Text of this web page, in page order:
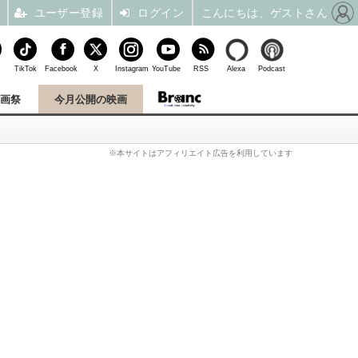
祭 今月公開の映画
※本サイトはアフィリエイト広告を利用しています
TikTok Facebook X Instagram YouTube RSS Alexa Podcast
ユーザー登録 ログイン こんにちは、ゲストさん